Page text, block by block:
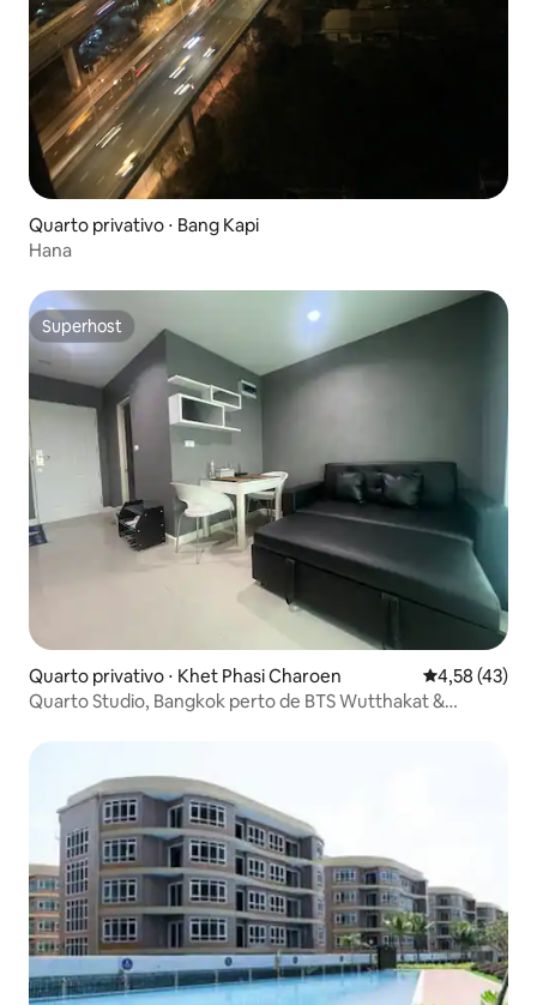
Quarto privativo ⋅ Bang Kapi
Hana
Superhost
Superhost
Quarto privativo ⋅ Khet Phasi Charoen 4,58 de uma
4,58 (43)
Quarto Studio, Bangkok perto de BTS Wutthakat &